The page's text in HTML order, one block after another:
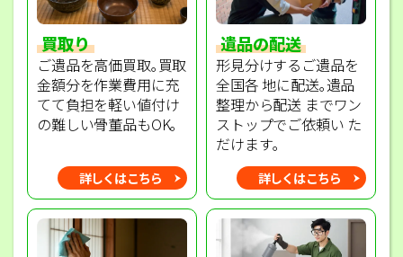
買取り
ご遺品を高価買取｡買取
金額分を作業費用に充
てて負担を軽い値付け
の難しい骨董品もOK｡
詳しくはこちら
遺品の配送
形見分けするご遺品を
全国各 地に配送｡遺品
整理から配送 までワン
ストップでご依頼い た
だけます｡
詳しくはこちら